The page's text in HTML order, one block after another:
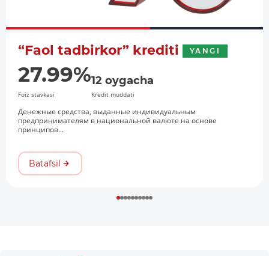
“Faol tadbirkor” krediti YANGI
27.99%
Foiz stavkasi
12 oygacha
Kredit muddati
Денежные средства, выданные индивидуальным
предпринимателям в национальной валюте на основе
принципов...
Batafsil